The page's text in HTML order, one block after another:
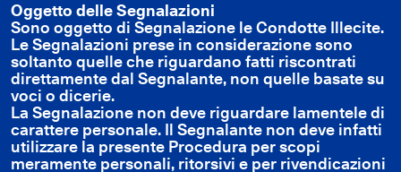
Oggetto delle Segnalazioni
Sono oggetto di Segnalazione le Condotte Illecite.
Le Segnalazioni prese in considerazione sono
soltanto quelle che riguardano fatti riscontrati
direttamente dal Segnalante, non quelle basate su
voci o dicerie.
La Segnalazione non deve riguardare lamentele di
carattere personale. Il Segnalante non deve infatti
utilizzare la presente Procedura per scopi
meramente personali, ritorsivi e per rivendicazioni